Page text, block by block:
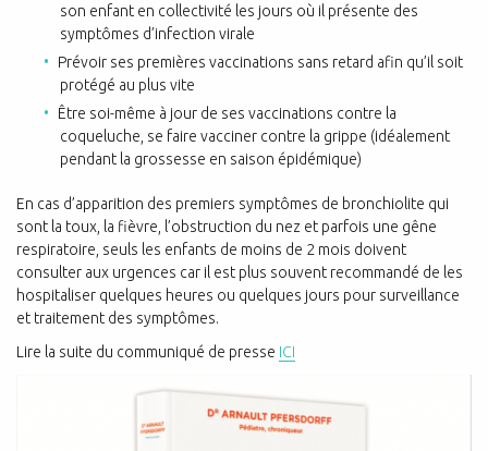
son enfant en collectivité les jours où il présente des
symptômes d’infection virale
Prévoir ses premières vaccinations sans retard afin qu’il soit
protégé au plus vite
Être soi-même à jour de ses vaccinations contre la
coqueluche, se faire vacciner contre la grippe (idéalement
pendant la grossesse en saison épidémique)
En cas d’apparition des premiers symptômes de bronchiolite qui
sont la toux, la fièvre, l’obstruction du nez et parfois une gêne
respiratoire, seuls les enfants de moins de 2 mois doivent
consulter aux urgences car il est plus souvent recommandé de les
hospitaliser quelques heures ou quelques jours pour surveillance
et traitement des symptômes.
Lire la suite du communiqué de presse ICI